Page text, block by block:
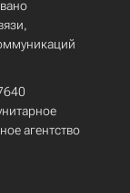
агентство